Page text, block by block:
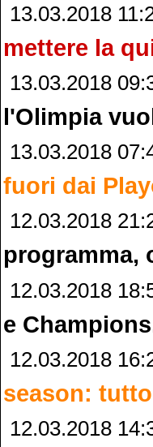
13.03.2018
mettere la
13.03.2018
l'Olimpia
13.03.2018
fuori dai
12.03.2018
programma,
12.03.2018
e
12.03.2018
season:
12.03.2018